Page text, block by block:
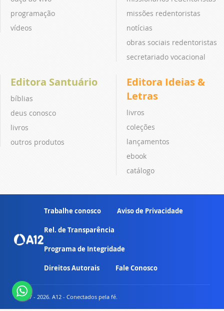
programação
vídeos
missões redentoristas
notícias
obras sociais redentoristas
secretariado vocacional
Editora Santuário
bíblias
deus conosco
livros
outros produtos
Editora Ideias &
Letras
livros
coleções
lançamentos
ebook
catálogo
Trabalhe conosco Aviso de Privacidade
Rel. de Transparência
Programa de Integridade
Direitos Autorais Fale Conosco
© 2007 - 2026. A12 - Conectados pela fé.